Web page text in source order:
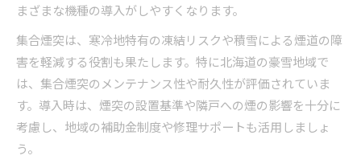
まざまな機種の導入がしやすくなります。
集合煙突は、寒冷地特有の凍結リスクや積雪による煙道の障
害を軽減する役割も果たします。特に北海道の豪雪地域で
は、集合煙突のメンテナンス性や耐久性が評価されていま
す。導入時は、煙突の設置基準や隣戸への煙の影響を十分に
考慮し、地域の補助金制度や修理サポートも活用しましょ
う。